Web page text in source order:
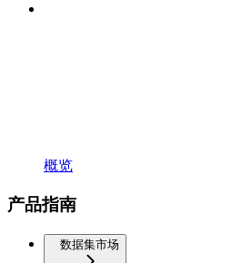
概览
产品指南
数据集市场